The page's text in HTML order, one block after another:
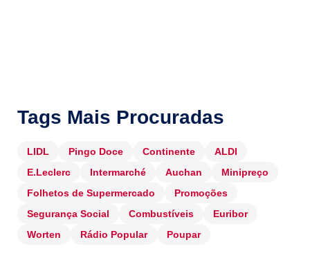
Tags Mais Procuradas
LIDL Pingo Doce Continente
ALDI
E.Leclerc
Intermarché Auchan
Minipreço
Folhetos de Supermercado
Promoções
Segurança Social
Combustíveis
Euribor
Worten
Rádio Popular Poupar